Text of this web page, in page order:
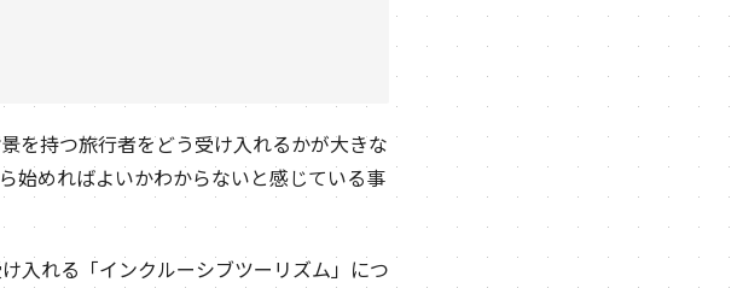
を持つ旅行者をどう受け入れるかが大きな
始めればよいかわからないと感じている事
入れる「インクルーシブツーリズム」につ